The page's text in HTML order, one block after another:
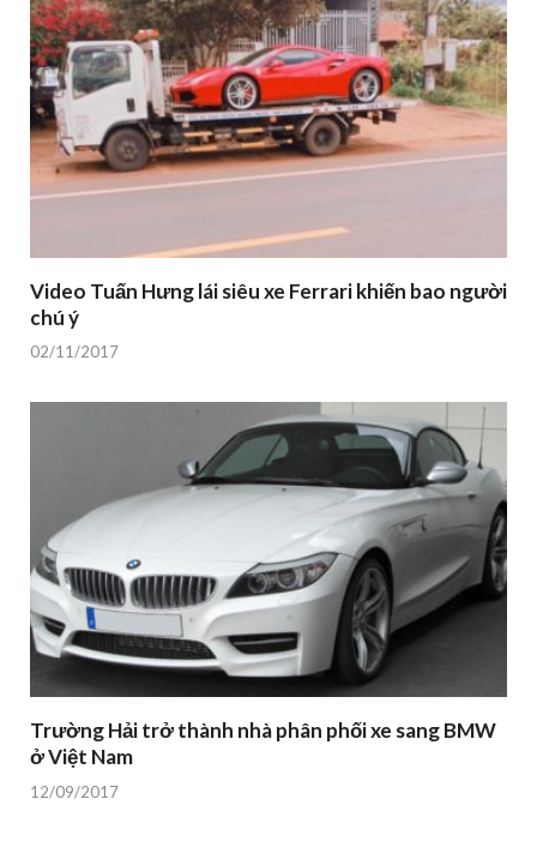
Video Tuấn Hưng lái siêu xe Ferrari khiến bao người
chú ý
02/11/2017
Trường Hải trở thành nhà phân phối xe sang BMW
ở Việt Nam
12/09/2017